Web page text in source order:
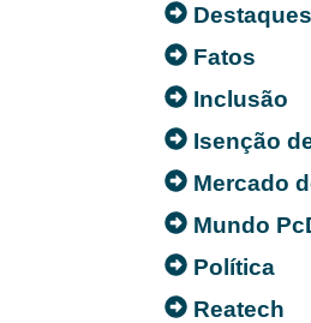
Destaques
Fatos
Inclusão
Isenção
Mercado
Mundo
Política
Reatech